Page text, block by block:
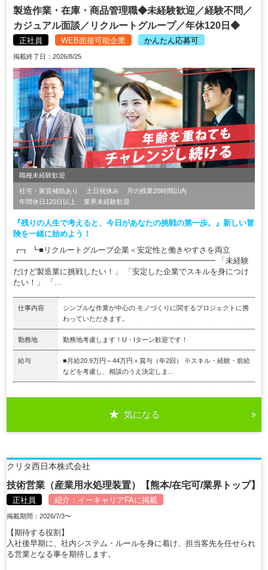
製造作業・在庫・商品管理職◆未経験歓迎／経験不問／
カジュアル面談／リクルートグループ／年休120日◆
正社員 WEB面接可能企業 かんたん応募可
掲載終了日：2026/8/25
職種未経験歓迎
社宅・家賃補助あり 土日祝休み
月の残業20時間以内
年間休日120日以上
業界未経験歓迎
『残りの人生で考えると、今日があなたの挑戦の第一歩。』新しい冒
険を一緒に始めよう！
┏┓ ┗■リクルートグループ企業＜安定性と働きやすさを両立
━━━━━━━━━━━━━━━━━━━━━━━━━━ 「未経験
だけど製造業に挑戦したい！」 「安定した企業でスキルを身につけ
たい！」 「...
仕事内容
シンプルな作業が中心の モノづくりに関するプロジェクトに携
わっていただきます。
勤務地 勤務地考慮します！U・Iターン歓迎です！
給与
■月給20.9万円～44万円＋賞与（年2回） ※スキル・経験・前給
などを考慮し、相談のうえ決定しま...
気になる
クリタ西日本株式会社
技術営業（産業用水処理装置）【熊本/在宅可/業界トップ】
正社員 紹介： イーキャリアFAに掲載
掲載期間：2026/7/3〜
【期待する役割】
入社後早期に、社内システム・ルールを身に着け、担当客先を任せられ
る営業となる事を期待します。